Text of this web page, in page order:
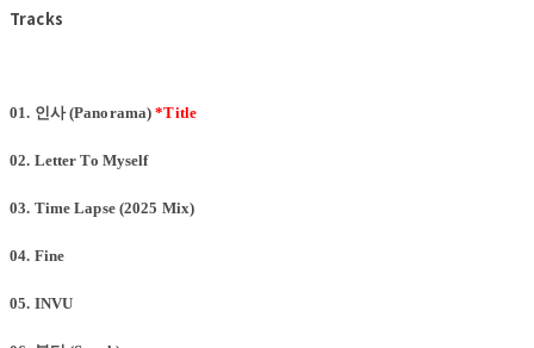
Tracks
01. 인사 (Panorama)*Title
02. Letter To Myself
03. Time Lapse (2025 Mix)
04. Fine
05. INVU